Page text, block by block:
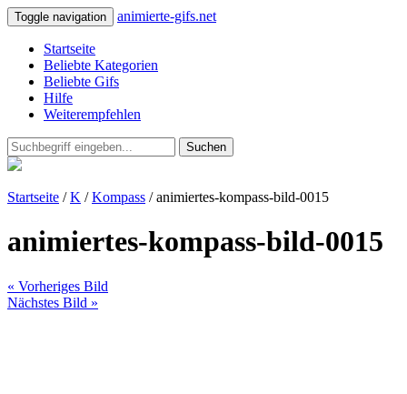
Toggle navigation animierte-gifs.net
Startseite
Beliebte Kategorien
Beliebte Gifs
Hilfe
Weiterempfehlen
Suchen
Startseite /K /Kompass / animiertes-kompass-bild-0015
animiertes-kompass-bild-0015
« Vorheriges Bild
Nächstes Bild »